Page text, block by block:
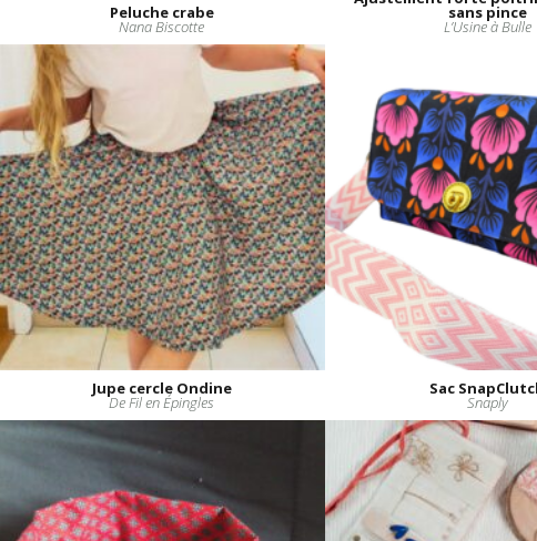
Peluche crabe
Nana Biscotte
sans pince
L’Usine à Bulle
Jupe cercle Ondine
De Fil en Épingles
Sac
Snaply